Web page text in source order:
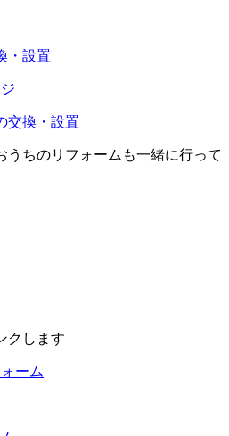
・設置
交換・設置
うちのリフォームも一緒に行って
クします